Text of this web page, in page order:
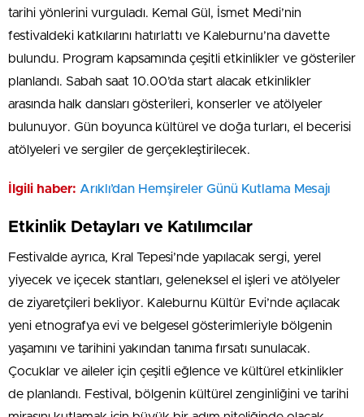
tarihi yönlerini vurguladı. Kemal Gül, İsmet Medi’nin
festivaldeki katkılarını hatırlattı ve Kaleburnu’na davette
bulundu. Program kapsamında çeşitli etkinlikler ve gösteriler
planlandı. Sabah saat 10.00’da start alacak etkinlikler
arasında halk dansları gösterileri, konserler ve atölyeler
bulunuyor. Gün boyunca kültürel ve doğa turları, el becerisi
atölyeleri ve sergiler de gerçekleştirilecek.
İlgili haber: Arıklı’dan Hemşireler Günü Kutlama Mesajı
Etkinlik Detayları ve Katılımcılar
Festivalde ayrıca, Kral Tepesi’nde yapılacak sergi, yerel
yiyecek ve içecek stantları, geleneksel el işleri ve atölyeler
de ziyaretçileri bekliyor. Kaleburnu Kültür Evi’nde açılacak
yeni etnografya evi ve belgesel gösterimleriyle bölgenin
yaşamını ve tarihini yakından tanıma fırsatı sunulacak.
Çocuklar ve aileler için çeşitli eğlence ve kültürel etkinlikler
de planlandı. Festival, bölgenin kültürel zenginliğini ve tarihi